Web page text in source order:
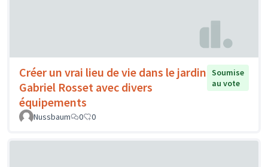
Créer un vrai lieu de vie dans le jardin
Gabriel Rosset avec divers
équipements
Soumise
au vote
Nussbaum 0 0